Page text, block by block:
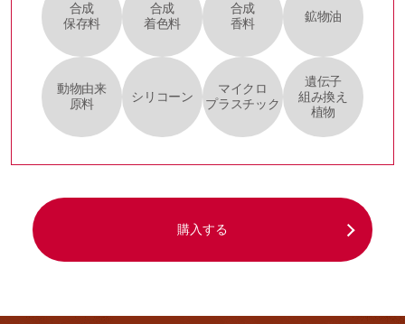
合成
保存料
合成
着色料
合成
香料
鉱物油
動物由来
原料
シリコーン
マイクロ
プラスチック
遺伝子
組み換え
植物
購入する